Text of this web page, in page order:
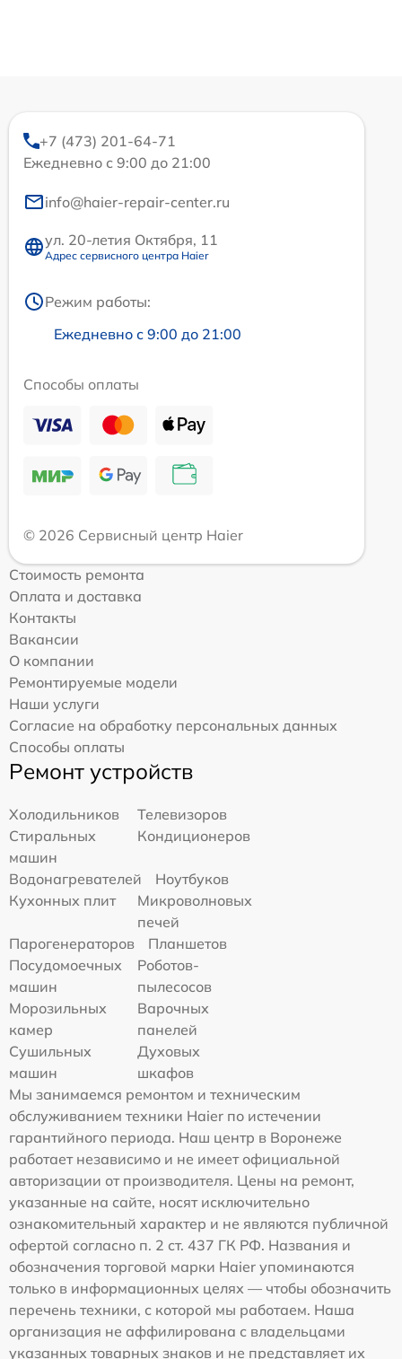
+7 (473) 201-64-71
Ежедневно с 9:00 до 21:00
info@haier-repair-center.ru
ул. 20-летия Октября, 11
Адрес сервисного центра Haier
Режим работы:
Ежедневно с 9:00 до 21:00
Способы оплаты
© 2026 Сервисный центр Haier
Стоимость ремонта
Оплата и доставка
Контакты
Вакансии
О компании
Ремонтируемые модели
Наши услуги
Согласие на обработку персональных данных
Способы оплаты
Ремонт устройств
Холодильников
Телевизоров
Стиральных
машин
Кондиционеров
Водонагревателей
Ноутбуков
Кухонных плит
Микроволновых
печей
Парогенераторов
Планшетов
Посудомоечных
машин
Роботов-
пылесосов
Морозильных
камер
Варочных
панелей
Сушильных
машин
Духовых
шкафов
Мы занимаемся ремонтом и техническим
обслуживанием техники Haier по истечении
гарантийного периода. Наш центр в Воронеже
работает независимо и не имеет официальной
авторизации от производителя. Цены на ремонт,
указанные на сайте, носят исключительно
ознакомительный характер и не являются публичной
офертой согласно п. 2 ст. 437 ГК РФ. Названия и
обозначения торговой марки Haier упоминаются
только в информационных целях — чтобы обозначить
перечень техники, с которой мы работаем. Наша
организация не аффилирована с владельцами
указанных товарных знаков и не представляет их